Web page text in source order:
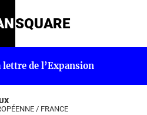
SQUARE
de l’Expansion
/ FRANCE